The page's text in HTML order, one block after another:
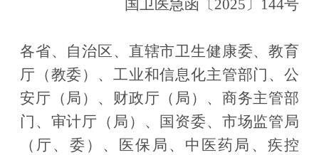
国卫医急函 〔2025〕 144号
各省、自治区、直辖市卫生健康委、教育
厅（教委）、工业和信息化主管部门、公
安厅（局）、财政厅（局）、商务主管部
门、审计厅（局）、国资委、市场监管局
（厅、委）、医保局、中医药局、疾控